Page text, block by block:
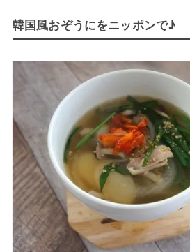
韓国風おぞうにをニッポンで♪